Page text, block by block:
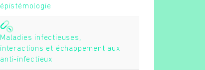
épistémologie
Maladies infectieuses,
interactions et échappement aux
anti-infectieux